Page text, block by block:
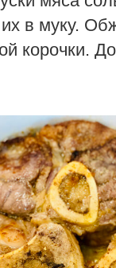
в муку.
корочки.